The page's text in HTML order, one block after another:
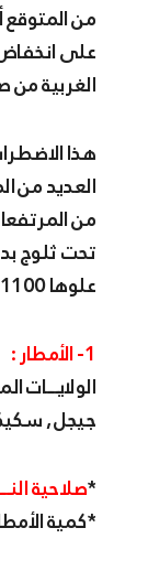
من المتوقع أن يصل اضطراب جوي نشيط متبوع بكتلة قطبية شديدة البرودة قــادمة من شمال شرق أوروبا سوف تعمل
على انخفاض
الغربية
هذا
العديد من
علوها 1100 متر.
1- الأمطار :
جيجل ,
*صلاحية
*كمية الأمطار